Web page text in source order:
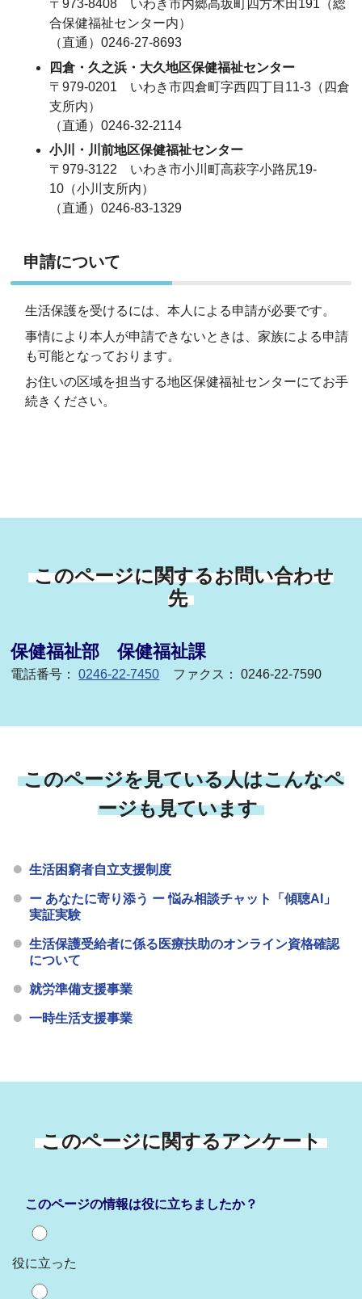
〒973-8408 いわき市内郷高坂町四方木田191（総
合保健福祉センター内）
（直通）0246-27-8693
四倉・久之浜・大久地区保健福祉センター
〒979-0201 いわき市四倉町字西四丁目11-3（四倉
支所内）
（直通）0246-32-2114
小川・川前地区保健福祉センター
〒979-3122 いわき市小川町高萩字小路尻19-
10（小川支所内）
（直通）0246-83-1329
申請について
生活保護を受けるには、本人による申請が必要です。
事情により本人が申請できないときは、家族による申請
も可能となっております。
お住いの区域を担当する地区保健福祉センターにてお手
続きください。
このページに関するお問い合わせ
先
保健福祉部 保健福祉課
電話番号：0246-22-7450 ファクス： 0246-22-7590
このページを見ている人はこんなペ
ージも見ています
生活困窮者自立支援制度
ー あなたに寄り添う ー 悩み相談チャット「傾聴AI」
実証実験
生活保護受給者に係る医療扶助のオンライン資格確認
について
就労準備支援事業
一時生活支援事業
このページに関するアンケート
このページの情報は役に立ちましたか？
役に立った